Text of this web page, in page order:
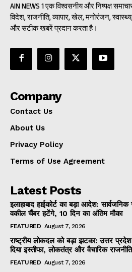
AIN NEWS 1 एक विश्वसनीय और निष्पक्ष
विदेश, राजनीति, व्यापार, खेल, मनोरंजन,
और सटीक खबरें प्रदान करता है।
Company
Contact Us
About Us
Privacy Policy
Terms of Use Agreement
Latest Posts
इलाहाबाद हाईकोर्ट का बड़ा आदेश:
वकील चैंबर हटेंगे, 10 दिन का अंतिम मौका
FEATURED August 7, 2026
राष्ट्रीय लोकदल को बड़ा झटका: उत्तर प्रदेश
दिया इस्तीफा, लोकतंत्र और वैचारिक
FEATURED August 7, 2026